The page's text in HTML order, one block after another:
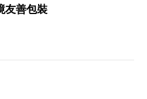
友善包裝